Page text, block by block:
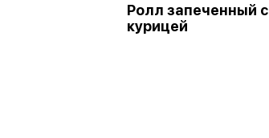
Ролл запеченный с
курицей